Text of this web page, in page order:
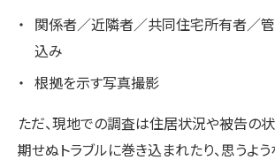
関係者／近隣者／共同住宅所有者／
込み
根拠を示す写真撮影
ただ、現地での調査は住居状況や被告の
期せぬトラブルに巻き込まれたり、思うよ